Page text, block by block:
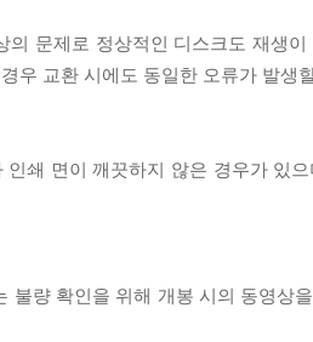
문제로 정상적인 디스크도 재생
우 교환 시에도 동일한 오류가 발생
쇄 면이 깨끗하지 않은 경우가 있
불량 확인을 위해 개봉 시의 동영상